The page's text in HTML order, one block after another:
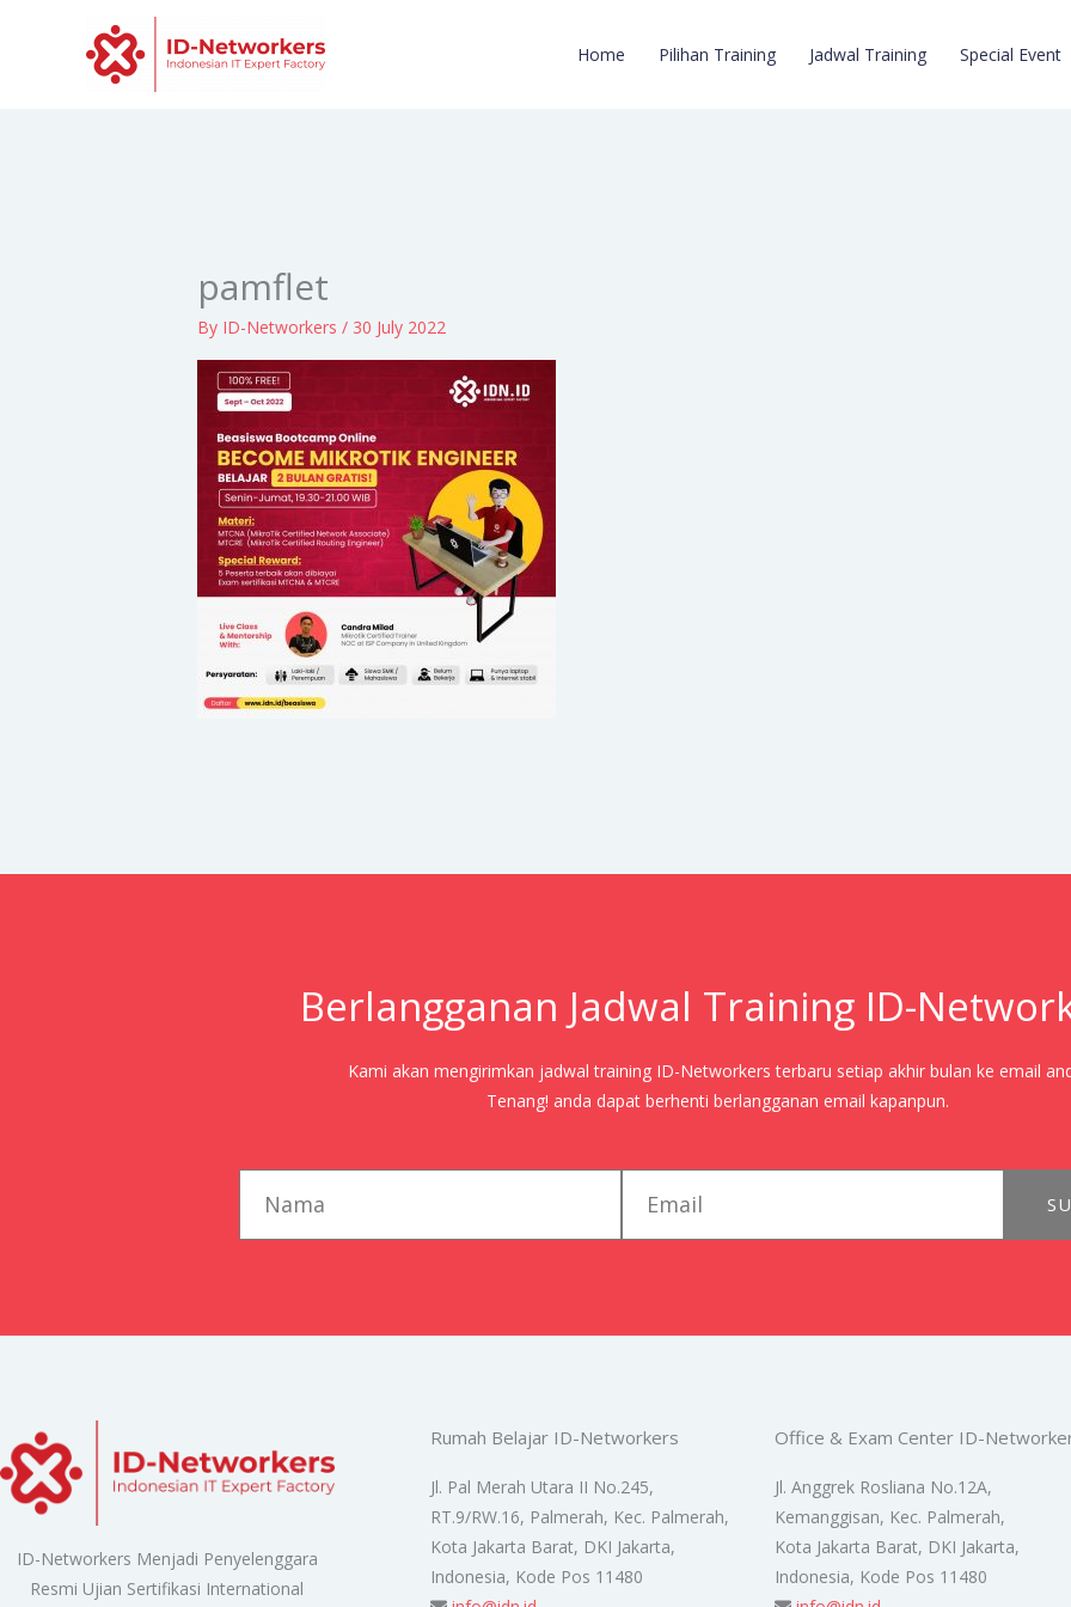
Home Pilihan Training Jadwal Training Special Event
pamflet
By ID-Networkers/ 30 July 2022
Berlangganan Jadwal Training ID-
Kami akan mengirimkan jadwal training ID-Networkers terbaru setiap akhir bulan ke email
Tenang! anda dapat berhenti berlangganan email kapanpun.
ID-Networkers Menjadi Penyelenggara
Resmi Ujian Sertifikasi International
Rumah Belajar ID-Networkers
Jl. Pal Merah Utara II No.245,
RT.9/RW.16, Palmerah, Kec. Palmerah,
Kota Jakarta Barat, DKI Jakarta,
Indonesia, Kode Pos 11480
Office & Exam Center ID-
Jl. Anggrek Rosliana No.12A,
Kemanggisan, Kec. Palmerah,
Kota Jakarta Barat, DKI Jakarta,
Indonesia, Kode Pos 11480